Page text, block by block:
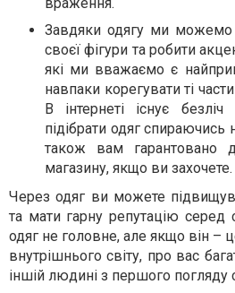
Завдяки одягу ми можемо
своєї фігури та робити
які ми вважаємо є
навпаки корегувати ті
В інтернеті існує
підібрати одяг спираючись
також вам гарантовано
магазину, якщо ви захочете.
Через одяг ви можете
та мати гарну репутацію серед
одяг не головне, але якщо він –
внутрішнього світу, про вас
іншій людині з першого погляду